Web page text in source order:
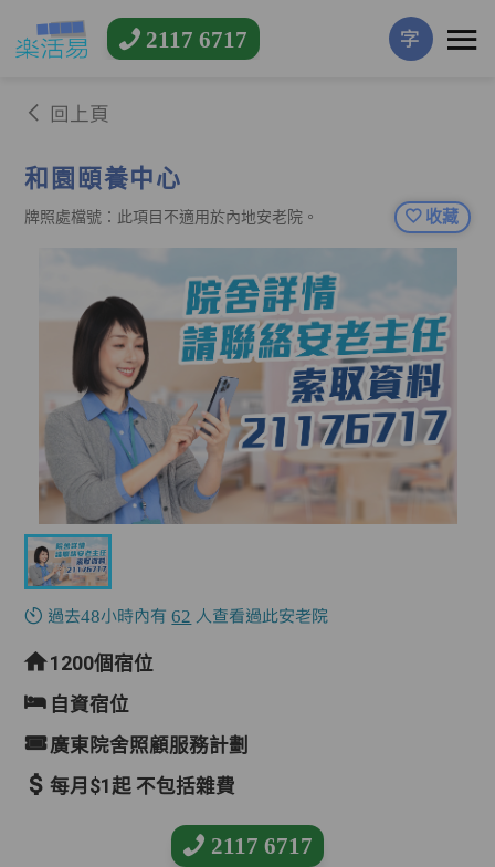
2117 6717 字
回上頁
和園頤養中心
牌照處檔號：此項目不適用於內地安老院。 收藏
過去48小時內有62 人查看過此安老院
1200個宿位
自資宿位
廣東院舍照顧服務計劃
每月$1起 不包括雜費
2117 6717